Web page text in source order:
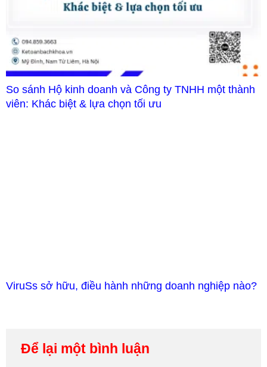
So sánh Hộ kinh doanh và Công ty TNHH một thành
viên: Khác biệt & lựa chọn tối ưu
ViruSs sở hữu, điều hành những doanh nghiệp nào?
Để lại một bình luận